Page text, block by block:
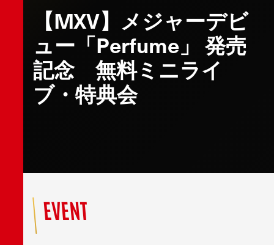
【MXV】メジャーデビ
ュー「Perfume」 発売
記念 無料ミニライ
ブ・特典会
EVENT